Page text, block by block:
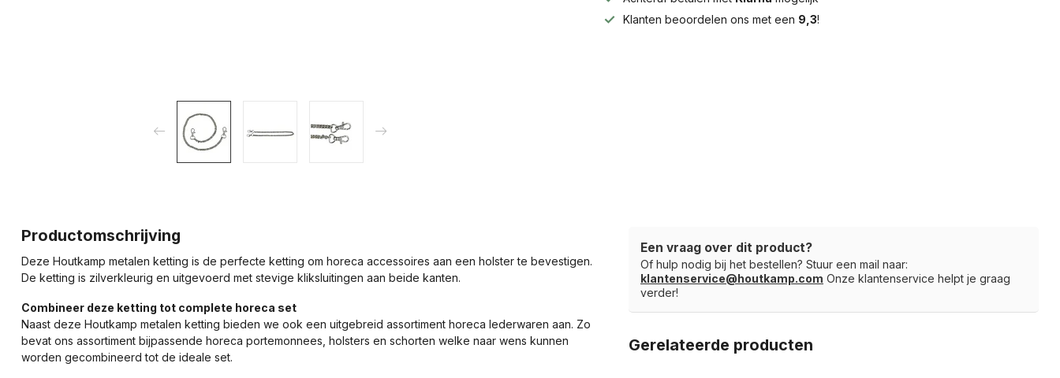
Klanten beoordelen ons met een 9,3!
Productomschrijving
Deze Houtkamp metalen ketting is de perfecte ketting om horeca accessoires aan een holster te bevestigen.
De ketting is zilverkleurig en uitgevoerd met stevige kliksluitingen aan beide kanten.
Combineer deze ketting tot complete horeca set
Naast deze Houtkamp metalen ketting bieden we ook een uitgebreid assortiment horeca lederwaren aan. Zo
bevat ons assortiment bijpassende horeca portemonnees, holsters en schorten welke naar wens kunnen
worden gecombineerd tot de ideale set.
Een vraag over dit product?
Of hulp nodig bij het bestellen? Stuur een mail naar:
klantenservice@houtkamp.com Onze klantenservice helpt je graag
verder!
Gerelateerde producten